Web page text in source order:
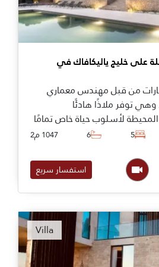
على خليج ياليكافاك في
من قبل مهندس معماري
توفر ملاذًا هادئًا
لأسلوب حياة خاص تمامًا
رائعة على خليج 5
6 1047 م2
استفسار سريع
Villa